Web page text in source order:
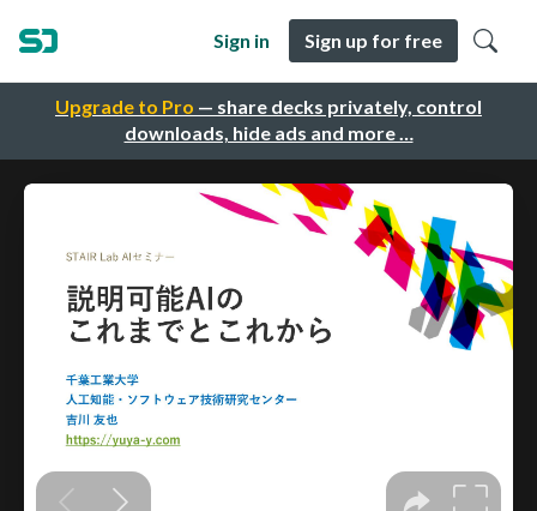
Upgrade to Pro — share decks privately, control
downloads, hide ads and more …
Sign in Sign up for free